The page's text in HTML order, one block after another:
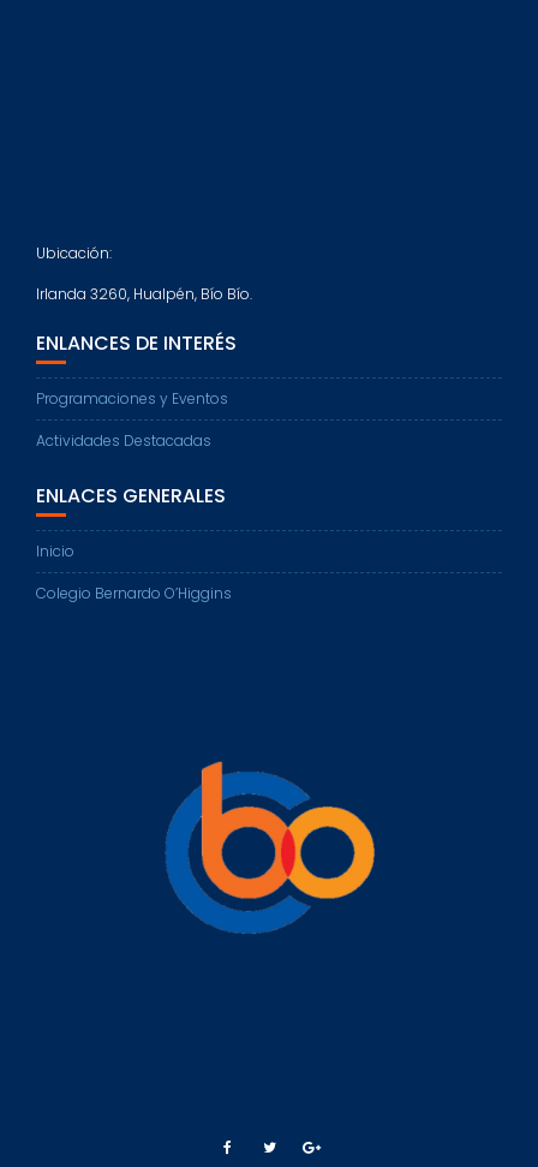
Ubicación:
Irlanda 3260, Hualpén, Bío Bío.
ENLANCES DE INTERÉS
Programaciones y Eventos
Actividades Destacadas
ENLACES GENERALES
Inicio
Colegio Bernardo O’Higgins